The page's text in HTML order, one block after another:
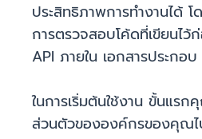
ประสิทธิภาพการทำงานได้ โ
การตรวจสอบโค้ดที่เขียนไ
API ภายใน เอกสารประกอ
ในการเริ่มต้นใช้งาน ขั้นแร
ส่วนตัวขององค์กรของคุณ